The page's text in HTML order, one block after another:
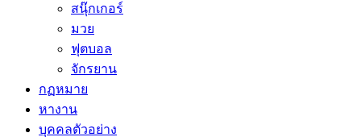
สนุ๊กเกอร์
มวย
ฟุตบอล
จักรยาน
กฏหมาย
หางาน
บุคคลตัวอย่าง